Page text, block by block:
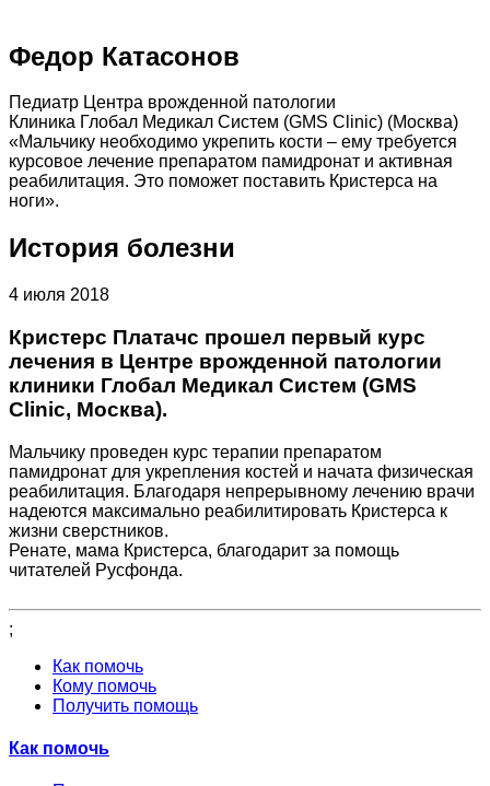
Федор Катасонов
Педиатр Центра врожденной патологии
Клиника Глобал Медикал Систем (GMS Clinic) (Москва)
«Мальчику необходимо укрепить кости – ему требуется
курсовое лечение препаратом памидронат и активная
реабилитация. Это поможет поставить Кристерса на
ноги».
История болезни
4 июля 2018
Кристерс Платачс прошел первый курс
лечения в Центре врожденной патологии
клиники Глобал Медикал Систем (GMS
Clinic, Москва).
Мальчику проведен курс терапии препаратом
памидронат для укрепления костей и начата физическая
реабилитация. Благодаря непрерывному лечению врачи
надеются максимально реабилитировать Кристерса к
жизни сверстников.
Ренате, мама Кристерса, благодарит за помощь
читателей Русфонда.
;
Как помочь
Кому помочь
Получить помощь
Как помочь